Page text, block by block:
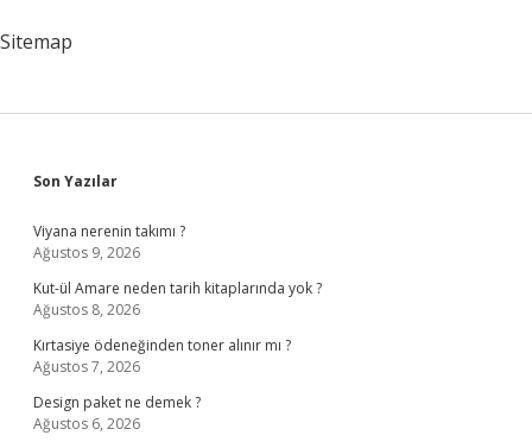
Sitemap
Sidebar
Son Yazılar
Viyana nerenin takımı ?
Ağustos 9, 2026
Kut-ül Amare neden tarih kitaplarında yok ?
Ağustos 8, 2026
Kırtasiye ödeneğinden toner alınır mı ?
Ağustos 7, 2026
Design paket ne demek ?
Ağustos 6, 2026